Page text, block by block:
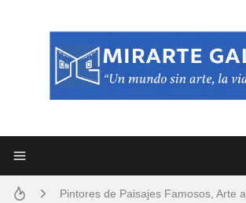
Pintores de Paisajes Famosos, Arte